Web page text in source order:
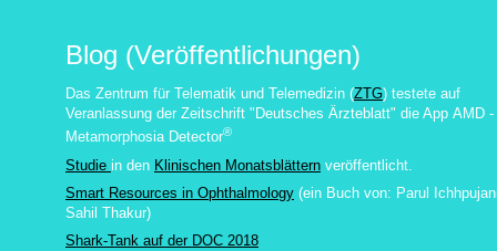
Blog (Veröffentlichungen)
Das Zentrum für Telematik und Telemedizin (ZTG) testete auf
Veranlassung der Zeitschrift "Deutsches Ärzteblatt" die App AMD -
Metamorphosia Detector®
Studie in den Klinischen Monatsblättern veröffentlicht.
Smart Resources in Ophthalmology (ein Buch von: Parul
Sahil Thakur)
Shark-Tank auf der DOC 2018